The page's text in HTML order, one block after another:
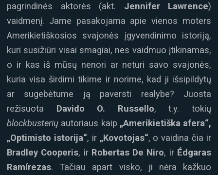
pagrindinės aktorės (akt. Jennifer Lawrence)
vaidmenį. Jame pasakojama apie vienos moters
Amerikietiškosios svajonės įgyvendinimo istoriją,
kuri susižiūri visai smagiai, nes vaidmuo įtikinamas,
o ir kas iš mūsų nenori ar neturi savo svajonės,
kuria visa širdimi tikime ir norime, kad ji išsipildytų
ar sugebėtume ją paversti realybe? Juosta
režisuota Davido O. Russello, t.y. tokių
blockbusterių autoriaus kaip „Amerikietiška afera“,
„Optimisto istorija“, ir „Kovotojas“, o vaidina čia ir
Bradley Cooperis, ir Robertas De Niro, ir Édgaras
Ramírezas. Tačiau apart visko, ji nėra kažkuo